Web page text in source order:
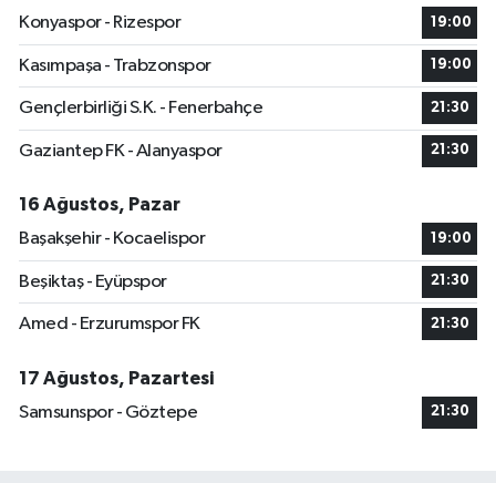
Konyaspor - Rizespor
19:00
Kasımpaşa - Trabzonspor 19:00
Gençlerbirliği S.K. - Fenerbahçe 21:30
Gaziantep FK - Alanyaspor 21:30
16 Ağustos, Pazar
Başakşehir - Kocaelispor
19:00
Beşiktaş - Eyüpspor 21:30
Amed - Erzurumspor FK 21:30
17 Ağustos, Pazartesi
Samsunspor - Göztepe
21:30